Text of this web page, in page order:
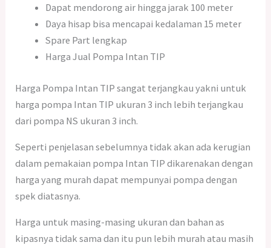
Dapat mendorong air hingga jarak 100 meter
Daya hisap bisa mencapai kedalaman 15 meter
Spare Part lengkap
Harga Jual Pompa Intan TIP
Harga Pompa Intan TIP sangat terjangkau yakni untuk
harga pompa Intan TIP ukuran 3 inch lebih terjangkau
dari pompa NS ukuran 3 inch.
Seperti penjelasan sebelumnya tidak akan ada kerugian
dalam pemakaian pompa Intan TIP dikarenakan dengan
harga yang murah dapat mempunyai pompa dengan
spek diatasnya.
Harga untuk masing-masing ukuran dan bahan as
kipasnya tidak sama dan itu pun lebih murah atau masih